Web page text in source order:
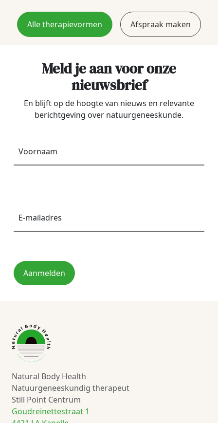
Alle therapievormen Afspraak maken
Meld je aan voor onze
nieuwsbrief
En blijft op de hoogte van nieuws en relevante
berichtgeving over natuurgeneeskunde.
Aanmelden
Natural Body Health
Natuurgeneeskundig therapeut
Still Point Centrum
Goudreinettestraat 1